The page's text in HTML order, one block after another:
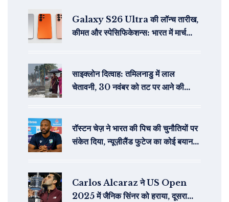
Galaxy S26 Ultra की लॉन्च तारीख,
कीमत और स्पेसिफिकेशन्स: भारत में मार्च
साइक्लोन दित्वाह: तमिलनाडु में लाल
चेतावनी, 30 नवंबर को तट पर आने की
रॉस्टन चेज़ ने भारत की पिच की चुनौतियों पर
संकेत दिया, न्यूज़ीलैंड फुटेज का कोई बयान
Carlos Alcaraz ने US Open
2025 में जैनिक सिंनर को हराया, दूसरा